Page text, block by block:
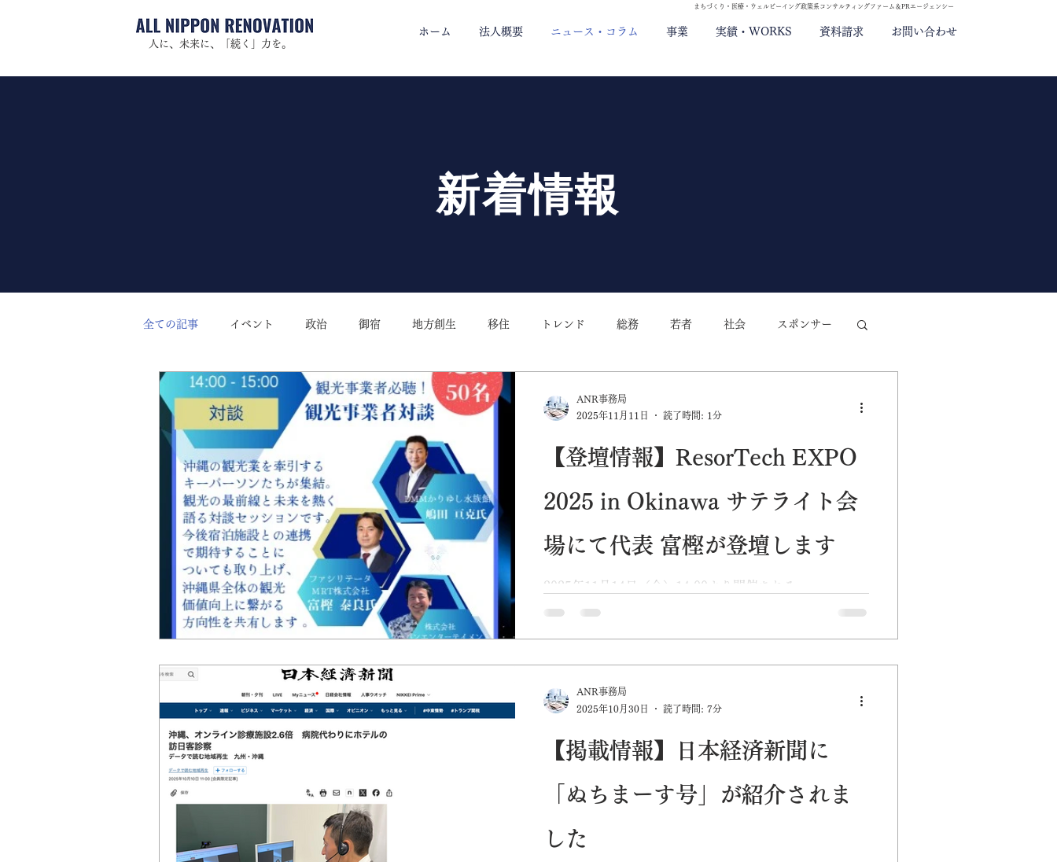
まちづくり・医療・ウェルビーイング政策系コンサルティングファーム＆PRエージェンシー
人に、未来に、「続く」力を。
ホーム 法人概要 ニュース・コラム 事業 実績・WORKS 資料請求 お問い合わせ
新着情報
全ての記事 イベント 政治 御宿 地方創生 移住 トレンド 総務 若者 社会 スポンサー
シンポジウム 公開講座 TOP コロナ 行政
インタビュー スマートシティ
【登壇情報】ResorTech EXPO
2025 in Okinawa サテライト会
場にて代表 富樫が登壇します
2025年11月14日（金）14:00より開催される
ル診療サービス「ぬちまーす号」やインターナショナル
「観光×医療×テクノロジー」をテーマに、沖縄発の地域
またはオンラインで参加可能。主催はResorTech
Okinawa実行委員会。詳細は公式サイトをご確認くださ
ANR事務局
2025年11月11日
読了時間: 1分
【掲載情報】日本経済新聞に
「ぬちまーす号」が紹介されま
した
ANR事務局
2025年10月30日
読了時間: 7分